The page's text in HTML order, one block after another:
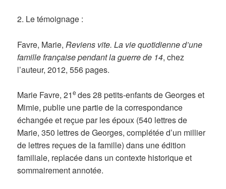
2. Le témoignage :
Favre, Marie,Reviens vite. La vie quotidienne d’une
famille française pendant la guerre de 14, chez
l’auteur, 2012, 556 pages.
Marie Favre, 21e des 28 petits-enfants de Georges et
Mimie, publie une partie de la correspondance
échangée et reçue par les époux (540 lettres de
Marie, 350 lettres de Georges, complétée d’un millier
de lettres reçues de la famille) dans une édition
familiale, replacée dans un contexte historique et
sommairement annotée.